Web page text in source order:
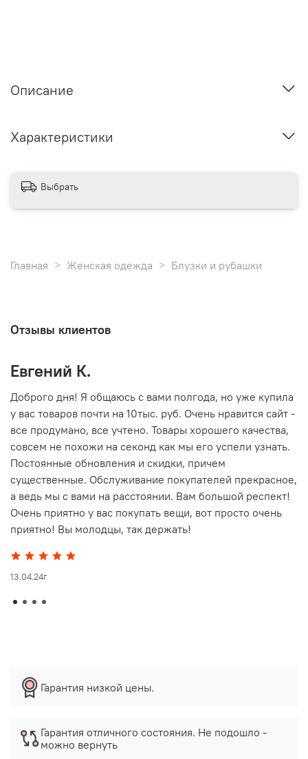
Описание
Характеристики
Выбрать
Главная Женская одежда Блузки и рубашки
Отзывы клиентов
Евгений К.
Доброго дня! Я общаюсь с вами полгода, но уже купила
у вас товаров почти на 10тыс. руб. Очень нравится сайт -
все продумано, все учтено. Товары хорошего качества,
совсем не похожи на секонд как мы его успели узнать.
Постоянные обновления и скидки, причем
существенные. Обслуживание покупателей прекрасное,
а ведь мы с вами на расстоянии. Вам большой респект!
Очень приятно у вас покупать вещи, вот просто очень
приятно! Вы молодцы, так держать!
13.04.24г
Гарантия низкой цены.
Гарантия отличного состояния. Не подошло -
можно вернуть